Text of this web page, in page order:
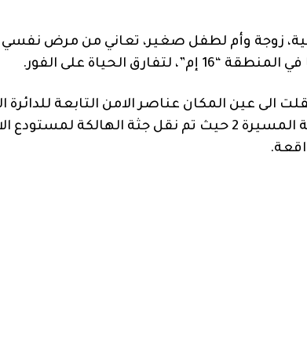
زوجة وأم لطفل صغير، تعاني من مرض
الحياة على الفور.
وممثلي السلطة المحلية التابعة للملحقة الادارية المسيرة 2 حيث تم نقل جثة الهالكة